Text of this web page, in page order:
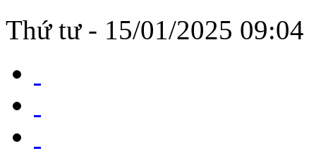
Thứ tư - 15/01/2025 09:04